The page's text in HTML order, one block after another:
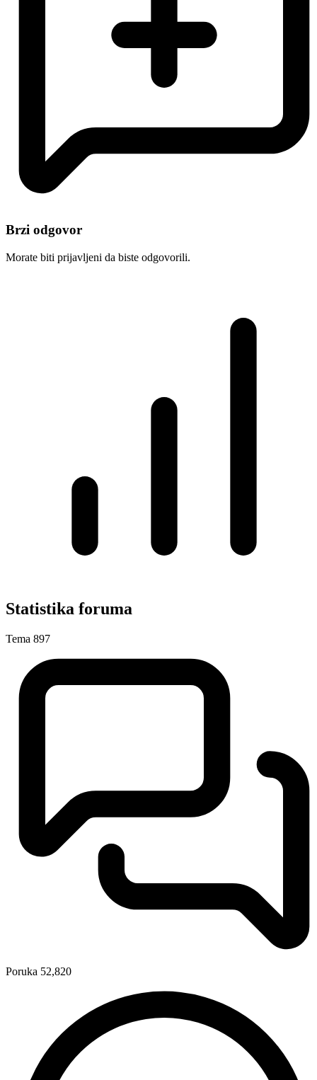
Brzi odgovor
Morate biti prijavljeni da biste odgovorili.
Statistika foruma
Tema 897
Poruka 52,820